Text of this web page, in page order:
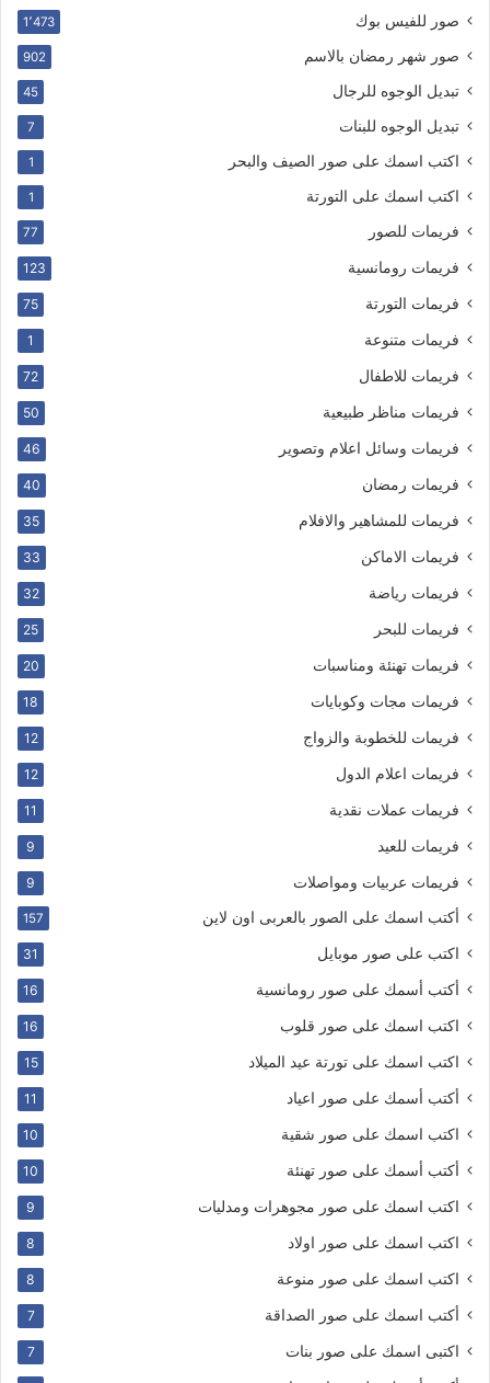
صور للفيس بوك 1٬473
صور شهر رمضان بالاسم 902
تبديل الوجوه للرجال 45
تبديل الوجوه للبنات 7
اكتب اسمك على صور الصيف والبحر 1
اكتب اسمك على التورتة 1
فريمات للصور 77
فريمات رومانسية 123
فريمات التورتة 75
فريمات متنوعة 1
فريمات للاطفال 72
فريمات مناظر طبيعية 50
فريمات وسائل اعلام وتصوير 46
فريمات رمضان 40
فريمات للمشاهير والافلام 35
فريمات الاماكن 33
فريمات رياضة 32
فريمات للبحر 25
فريمات تهنئة ومناسبات 20
فريمات مجات وكوبايات 18
فريمات للخطوبة والزواج 12
فريمات اعلام الدول 12
فريمات عملات نقدية 11
فريمات للعيد 9
فريمات عربيات ومواصلات 9
أكتب اسمك على الصور بالعربى اون لاين 157
اكتب على صور موبايل 31
أكتب أسمك على صور رومانسية 16
اكتب اسمك على صور قلوب 16
اكتب اسمك على تورتة عيد الميلاد 15
أكتب أسمك على صور اعياد 11
اكتب اسمك على صور شقية 10
أكتب أسمك على صور تهنئة 10
اكتب اسمك على صور مجوهرات ومدليات 9
اكتب اسمك على صور اولاد 8
اكتب اسمك على صور منوعة 8
أكتب اسمك على صور الصداقة 7
اكتبى اسمك على صور بنات 7